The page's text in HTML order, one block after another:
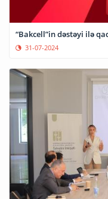
“Bakcell”in dəstəyi ilə
31-07-2024